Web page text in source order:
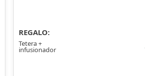
REGALO:
Tetera +
infusionador